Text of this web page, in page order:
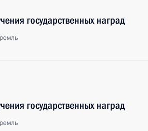
государственных наград
государственных наград